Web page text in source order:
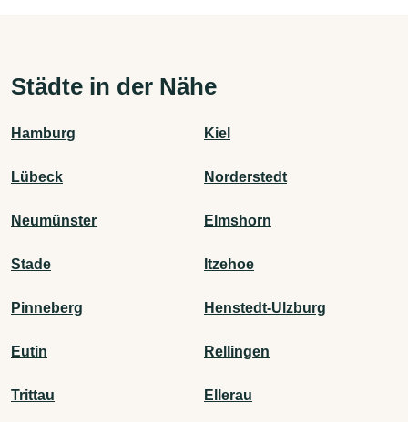
Städte in der Nähe
Hamburg Kiel
Lübeck Norderstedt
Neumünster Elmshorn
Stade Itzehoe
Pinneberg Henstedt-Ulzburg
Eutin Rellingen
Trittau Ellerau